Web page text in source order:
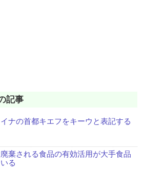
記事
イナの首都キエフをキーウと表記する
廃棄される食品の有効活用が大手食品
る